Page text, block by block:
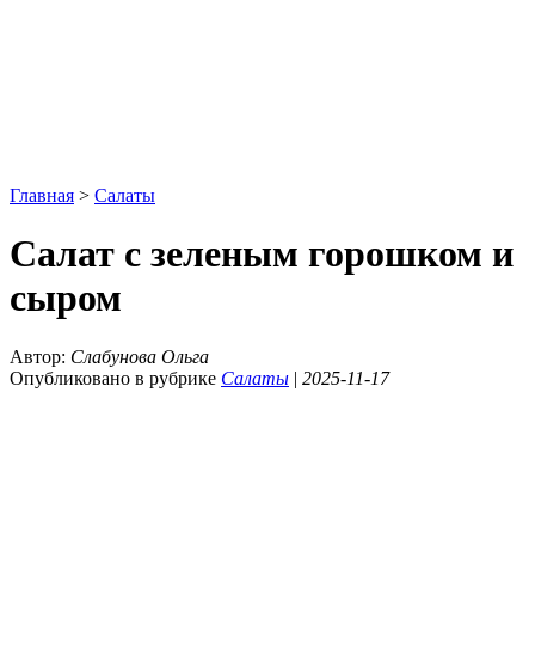
Главная > Салаты
Салат с зеленым горошком и
сыром
Автор: Слабунова Ольга
Опубликовано в рубрике Салаты | 2025-11-17